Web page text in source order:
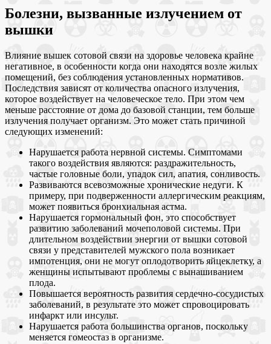
Болезни, вызванные излучением от
вышки
Влияние вышек сотовой связи на здоровье человека крайне
негативное, в особенности когда они находятся возле жилых
помещений, без соблюдения установленных нормативов.
Последствия зависят от количества опасного излучения,
которое воздействует на человеческое тело. При этом чем
меньше расстояние от дома до базовой станции, тем больше
излучения получает организм. Это может стать причиной
следующих изменений:
Нарушается работа нервной системы. Симптомами
такого воздействия являются: раздражительность,
частые головные боли, упадок сил, апатия, сонливость.
Развиваются всевозможные хронические недуги. К
примеру, при подверженности аллергическим реакциям,
может появиться бронхиальная астма.
Нарушается гормональный фон, это способствует
развитию заболеваний мочеполовой системы. При
длительном воздействии энергии от вышки сотовой
связи у представителей мужского пола возникает
импотенция, они не могут оплодотворить яйцеклетку, а
женщины испытывают проблемы с вынашиванием
плода.
Повышается вероятность развития сердечно-сосудистых
заболеваний, в результате это может спровоцировать
инфаркт или инсульт.
Нарушается работа большинства органов, поскольку
меняется гомеостаз в организме.